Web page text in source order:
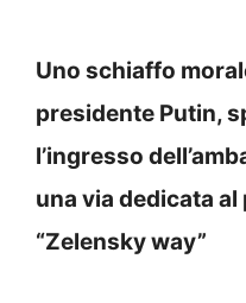
Uno schiaffo
presidente Putin,
l’ingresso
una via dedicata
“Zelensky way”